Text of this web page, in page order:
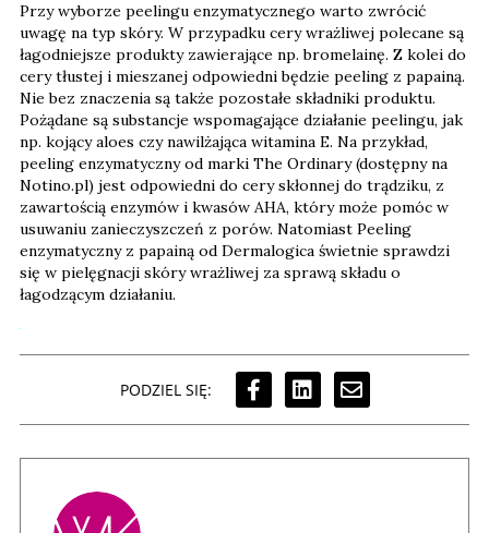
Przy wyborze peelingu enzymatycznego warto zwrócić
uwagę na typ skóry. W przypadku cery wrażliwej polecane są
łagodniejsze produkty zawierające np. bromelainę. Z kolei do
cery tłustej i mieszanej odpowiedni będzie peeling z papainą.
Nie bez znaczenia są także pozostałe składniki produktu.
Pożądane są substancje wspomagające działanie peelingu, jak
np. kojący aloes czy nawilżająca witamina E. Na przykład,
peeling enzymatyczny od marki The Ordinary (dostępny na
Notino.pl) jest odpowiedni do cery skłonnej do trądziku, z
zawartością enzymów i kwasów AHA, który może pomóc w
usuwaniu zanieczyszczeń z porów. Natomiast Peeling
enzymatyczny z papainą od Dermalogica świetnie sprawdzi
się w pielęgnacji skóry wrażliwej za sprawą składu o
łagodzącym działaniu.
PODZIEL SIĘ: